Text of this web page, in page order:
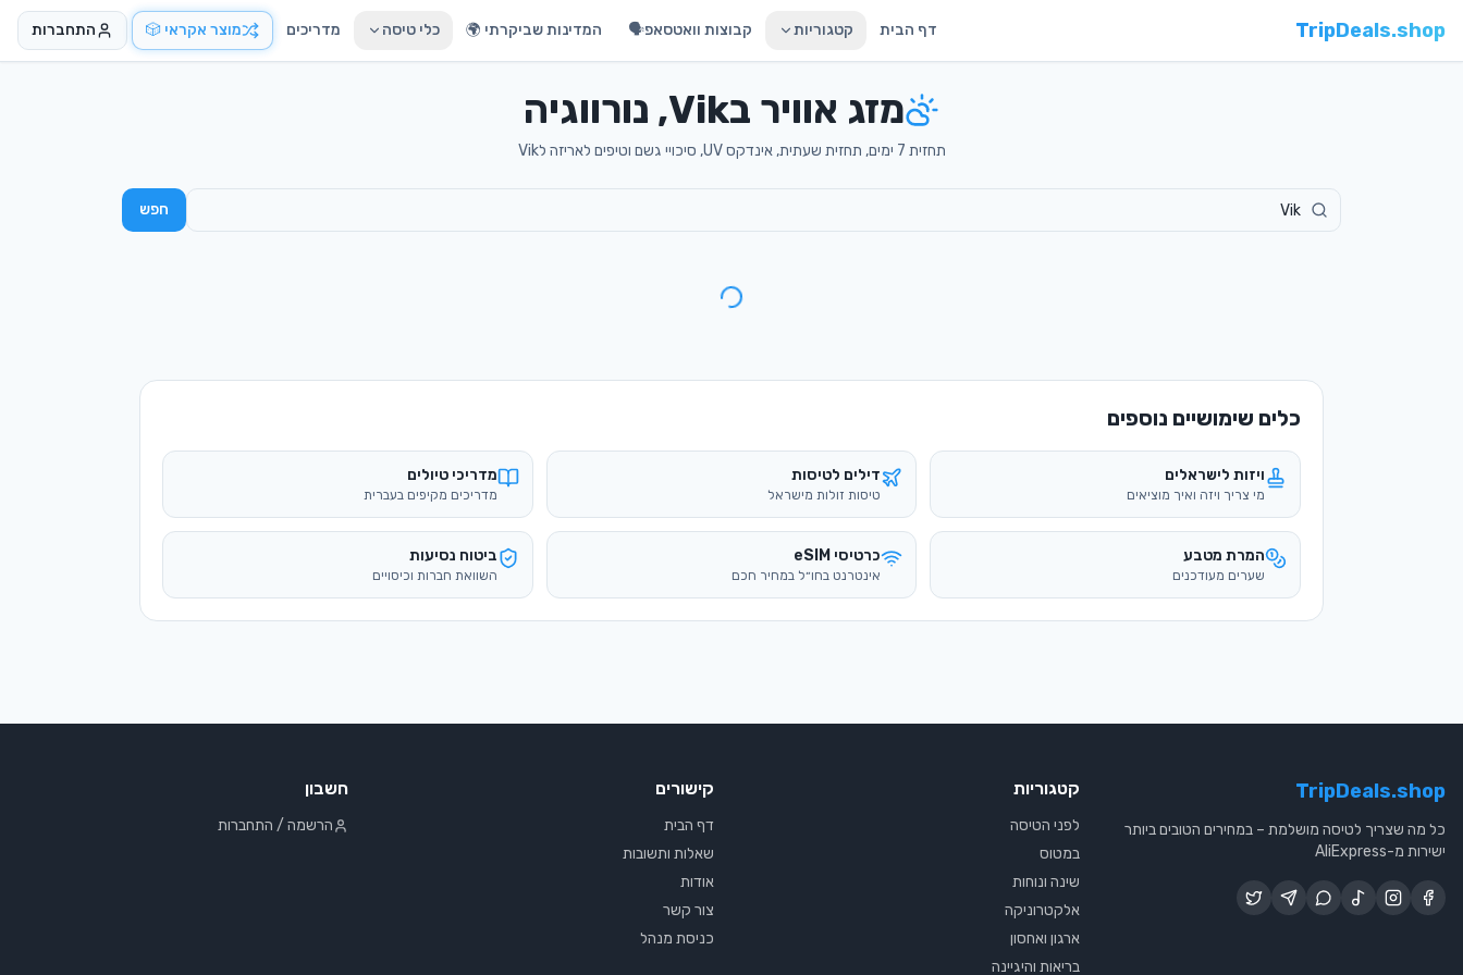
TripDeals.shop דף הבית קטגוריות קבוצות וואטסאפ🗣️ המדינות שביקרתי 🌍 כלי טיסה מדריכים מוצר אקראי 🎲 התחברות
מזג אוויר בVik, נורווגיה
תחזית 7 ימים, תחזית שעתית, אינדקס UV, סיכויי גשם וטיפים לאריזה לVik
חפש
מי צריך ויזה ואיך מוציאים טיסות זולות מישראל מדריכים מקיפים בעברית
TripDeals.shop
כל מה שצריך לטיסה מושלמת – במחירים הטובים ביותר
ישירות מ-AliExpress
קטגוריות
לפני הטיסה
במטוס
שינה ונוחות
אלקטרוניקה
ארגון ואחסון
בריאות והיגיינה
קישורים
דף הבית
שאלות ותשובות
אודות
צור קשר
כניסת מנהל
חשבון
הרשמה / התחברות